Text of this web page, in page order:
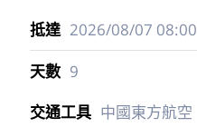
2026/08/07 08:00
9
中國東方航空